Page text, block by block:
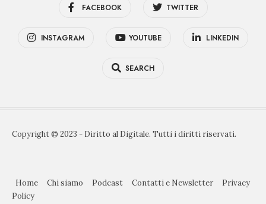
FACEBOOK TWITTER
INSTAGRAM YOUTUBE LINKEDIN
SEARCH
Copyright © 2023 - Diritto al Digitale. Tutti i diritti riservati.
Home Chi siamo Podcast Contatti e Newsletter
Privacy
Policy